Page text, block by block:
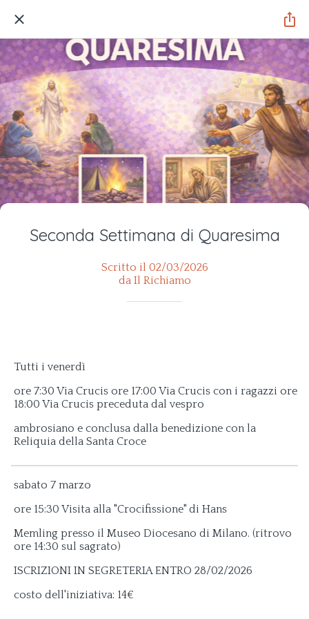
Seconda Settimana di Quaresima
Scritto il 02/03/2026
da Il Richiamo
Tutti i venerdì
ore 7:30 Via Crucis ore 17:00 Via Crucis con i ragazzi ore
18:00 Via Crucis preceduta dal vespro
ambrosiano e conclusa dalla benedizione con la
Reliquia della Santa Croce
sabato 7 marzo
ore 15:30 Visita alla "Crocifissione" di Hans
Memling presso il Museo Diocesano di Milano. (ritrovo
ore 14:30 sul sagrato)
ISCRIZIONI IN SEGRETERIA ENTRO 28/02/2026
costo dell'iniziativa: 14€